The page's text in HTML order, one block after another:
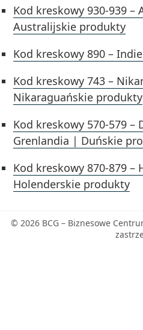
Kod kreskowy 930-939 –
Australijskie produkty
Kod kreskowy 890 –
Kod kreskowy 743 –
Nikaraguańskie produkty
Kod kreskowy 570-579 –
Grenlandia | Duńskie
Kod kreskowy 870-879 –
Holenderskie produkty
© 2026 BCG – Biznesowe